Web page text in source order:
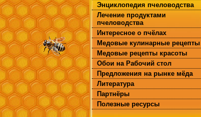
Энциклопедия пчеловодства
Лечение продуктами
пчеловодства
Интересное о пчёлах
Медовые кулинарные рецепты
Медовые рецепты красоты
Обои на Рабочий стол
Предложения на рынке мёда
Литература
Партнёры
Полезные ресурсы